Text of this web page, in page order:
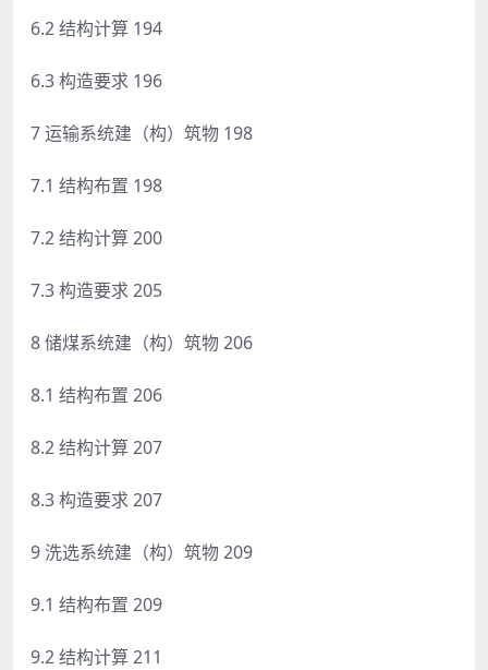
6.2 结构计算 194
6.3 构造要求 196
7 运输系统建（构）筑物 198
7.1 结构布置 198
7.2 结构计算 200
7.3 构造要求 205
8 储煤系统建（构）筑物 206
8.1 结构布置 206
8.2 结构计算 207
8.3 构造要求 207
9 洗选系统建（构）筑物 209
9.1 结构布置 209
9.2 结构计算 211